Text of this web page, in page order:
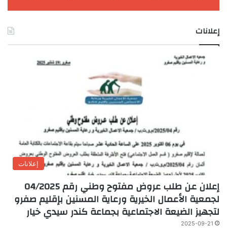
إعلانات
إعلانات
إعلان عن طلب عروض مفتوح وطني رقم 04/2025
لجمعية الأعمال الخيرية ورعاية المسنين بإقليم صفرو
لتجهيز الضيعة الاجتماعية بجماعة كندر سيدي خيار
2025-09-21